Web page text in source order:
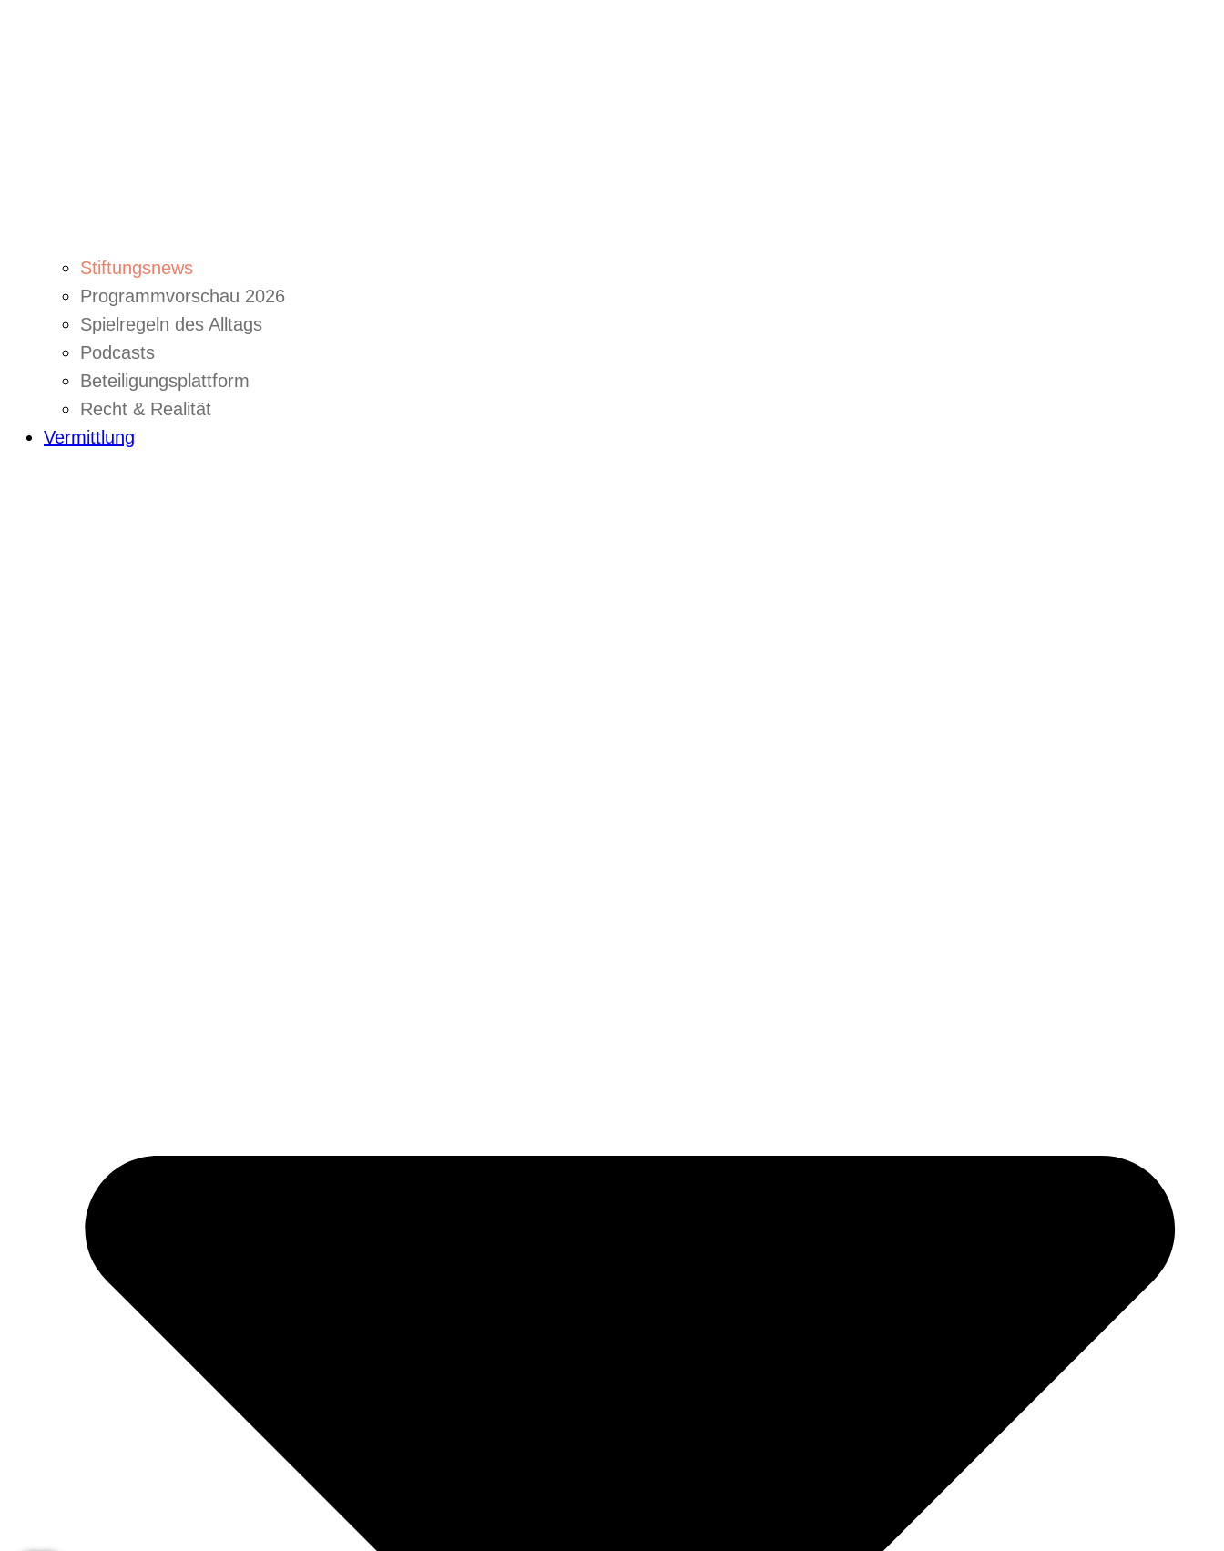
Stiftungsnews
Programmvorschau 2026
Spielregeln des Alltags
Podcasts
Beteiligungsplattform
Recht & Realität
Vermittlung